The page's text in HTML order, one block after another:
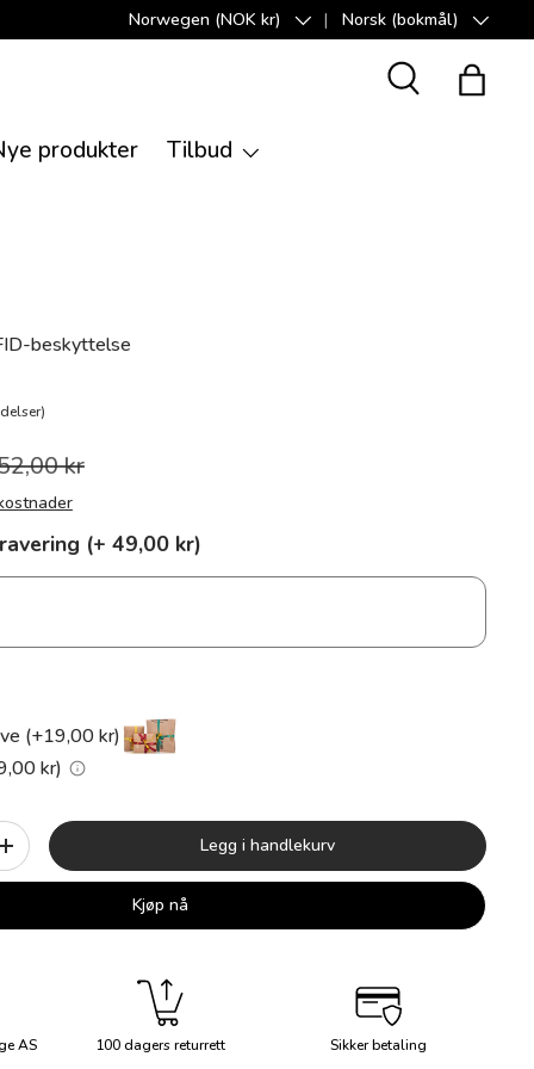
Land/Region
Norwegen (NOK kr) SpråkNorsk (bokmål)
Suche
produkter Tilbud
beskyttelse
kr
(+ 49,00 kr)
(+19,00 kr)
kr)
+ Legg i handlekurv
Kjøp nå
AS 100 dagers returrett Sikker betaling